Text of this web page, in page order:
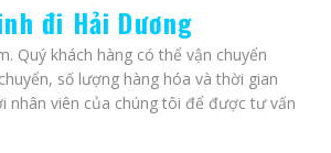
đi Hải Dương
Quý khách hàng có thể vận chuyển
số lượng hàng hóa và thời gian
nhân viên của chúng tôi để được tư vấn